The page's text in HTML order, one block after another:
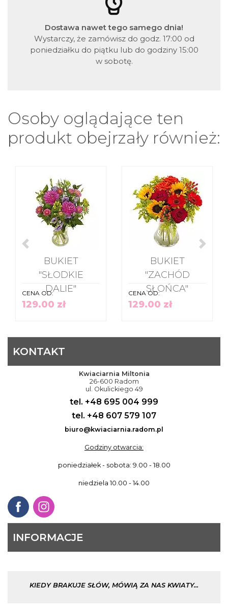
Dostawa nawet tego samego dnia!
Wystarczy, że zamówisz do godz. 17:00 od
poniedziałku do piątku lub do godziny 15:00
w sobotę.
Osoby oglądające ten
produkt obejrzały również:
BUKIET
"SŁODKIE
DALIE"
CENA OD:
129.00 zł
BUKIET
"ZACHÓD
SŁOŃCA"
CENA OD:
129.00 zł
INFORMACJE
KONTAKT
Kwiaciarnia Miltonia
26-600 Radom
ul. Okulickiego 49
tel. +48 695 004 999
tel. +48 607 579 107
biuro@kwiaciarnia.radom.pl
Godziny otwarcia:
poniedziałek - sobota: 9.00 - 18.00
niedziela 10.00 - 14.00
KIEDY BRAKUJE SŁÓW, MÓWIĄ ZA NAS KWIATY...